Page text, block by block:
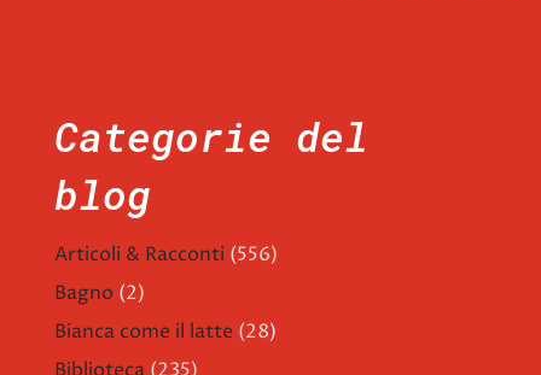
Categorie del
blog
Articoli & Racconti (556)
Bagno (2)
Bianca come il latte (28)